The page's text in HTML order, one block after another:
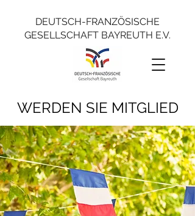
DEUTSCH-FRANZÖSISCHE
GESELLSCHAFT BAYREUTH E.V.
WERDEN SIE MITGLIED